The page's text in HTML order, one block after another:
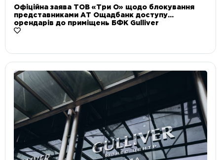
Офіційна заява ТОВ «Три О» щодо блокування
представниками АТ Ощадбанк доступу
орендарів до приміщень БФК Gulliver